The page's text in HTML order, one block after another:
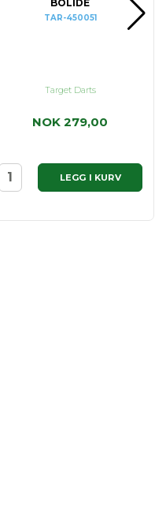
BOLIDE
TAR-450051
Target Darts
NOK 279,00
LEGG I KURV